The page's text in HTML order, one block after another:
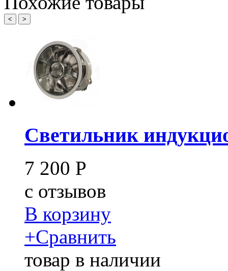
< >
Светильник
7 200 Р
c отзывов
В корзину
+Сравнить
товар в наличии